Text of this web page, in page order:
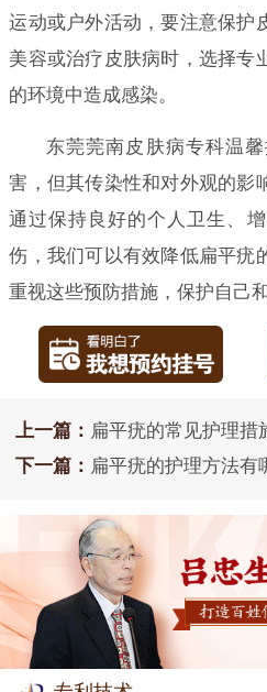
运动或户外活动，要注意保护
美容或治疗皮肤病时，选择专
的环境中造成感染。
东莞莞南皮肤病专科温
害，但其传染性和对外观的影
通过保持良好的个人卫生、
伤，我们可以有效降低扁平疣
重视这些预防措施，保护自己
上一篇： 扁平疣的常见护理措
下一篇： 扁平疣的护理方法有